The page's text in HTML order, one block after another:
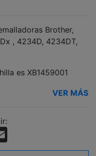
Brother,
, 4234D, 4234DT,
es XB1459001
VER MÁS